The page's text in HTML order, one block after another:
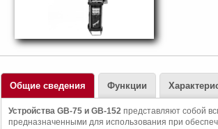
Общие сведения
Устройства GB-75 и GB-152представляют собой
предназначенными для использования при
Функции